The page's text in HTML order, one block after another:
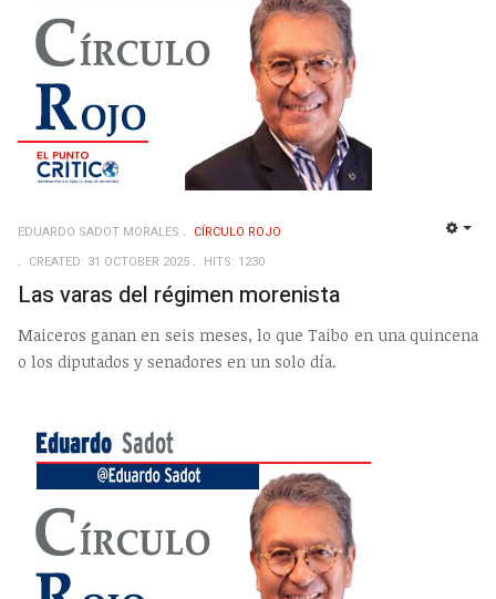
EDUARDO SADOT MORALES
CÍRCULO ROJO
CREATED: 31 OCTOBER 2025
HITS: 1230
Las varas del régimen morenista
Maiceros ganan en seis meses, lo que Taibo en una quincena
o los diputados y senadores en un solo día.